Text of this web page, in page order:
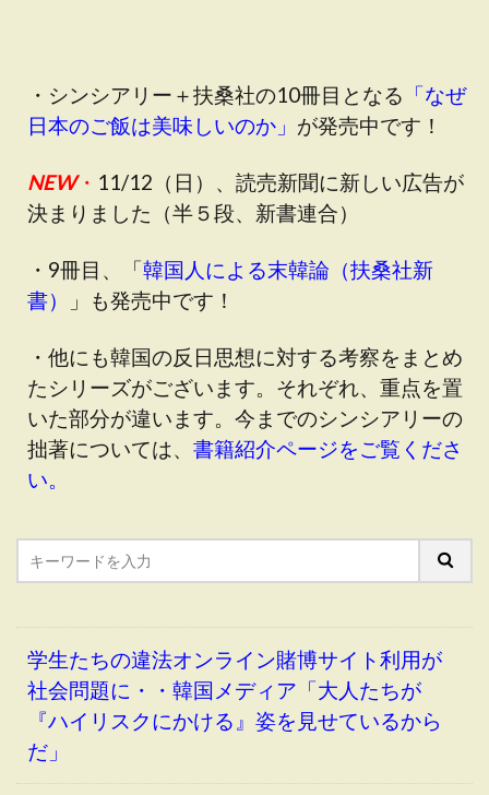
・シンシアリー＋扶桑社の10冊目となる 「なぜ
日本のご飯は美味しいのか 」 が発売中です！
NEW・ 11/12（日）、読売新聞に新しい広告が
決まりました（半５段、新書連合）
・9冊目、「韓国人による末韓論（扶桑社新
書） 」も発売中です！
・他にも韓国の反日思想に対する考察をまとめ
たシリーズがございます。それぞれ、重点を置
いた部分が違います。今までのシンシアリーの
拙著については、 書籍紹介ページをご覧くださ
い。
学生たちの違法オンライン賭博サイト利用が
社会問題に・・韓国メディア「大人たちが
『ハイリスクにかける』姿を見せているから
だ」